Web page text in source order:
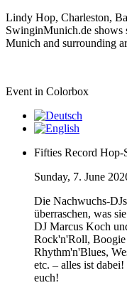
Lindy Hop, Charleston,
SwinginMunich.de shows
Munich and surrounding
Event in Colorbox
Fifties Record Hop-
Sunday, 7. June
Die Nachwuchs-
überraschen, was
DJ Marcus Koch
Rock'n'Roll,
Rhythm'n'Blues,
etc. – alles ist
euch!